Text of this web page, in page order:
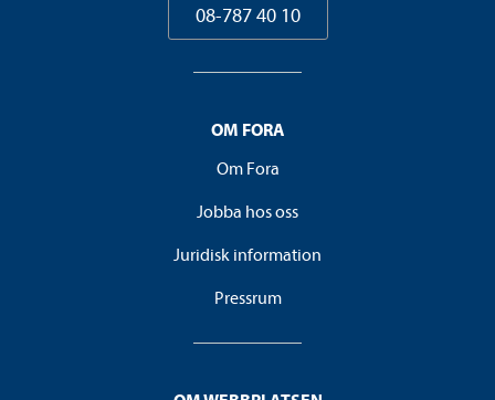
08-787 40 10
OM FORA
Om Fora
Jobba hos oss
Juridisk information
Pressrum